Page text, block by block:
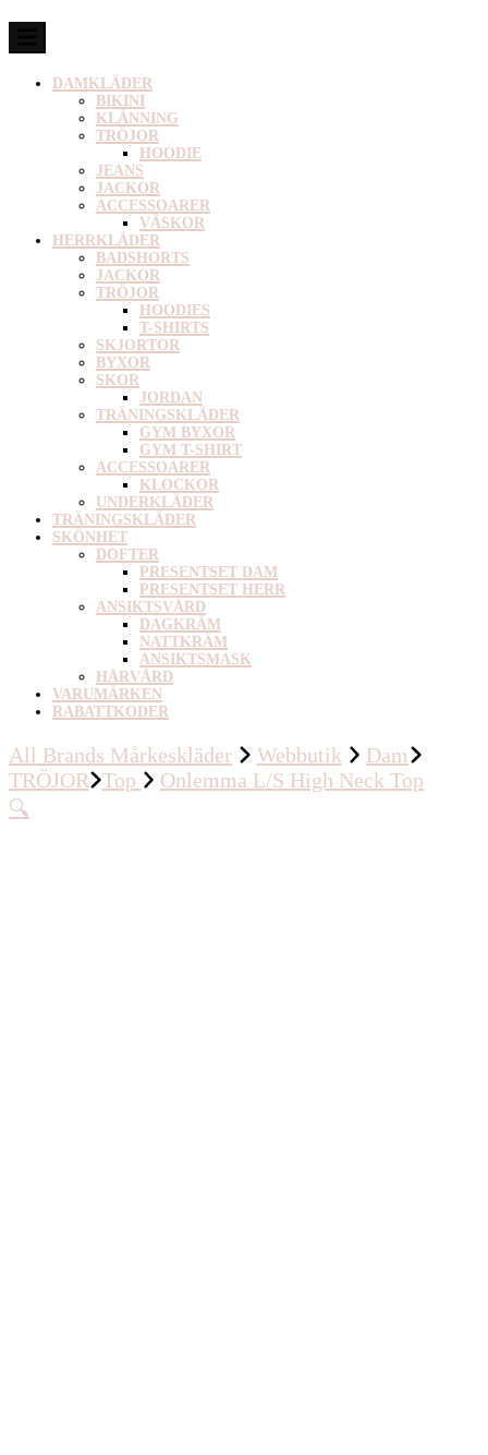
DAMKLÄDER
BIKINI
KLÄNNING
TRÖJOR
HOODIE
JEANS
JACKOR
ACCESSOARER
VÄSKOR
HERRKLÄDER
BADSHORTS
JACKOR
TRÖJOR
HOODIES
T-SHIRTS
SKJORTOR
BYXOR
SKOR
JORDAN
TRÄNINGSKLÄDER
GYM BYXOR
GYM T-SHIRT
ACCESSOARER
KLOCKOR
UNDERKLÄDER
TRÄNINGSKLÄDER
SKÖNHET
DOFTER
PRESENTSET DAM
PRESENTSET HERR
ANSIKTSVÅRD
DAGKRÄM
NATTKRÄM
ANSIKTSMASK
HÅRVÅRD
VARUMÄRKEN
RABATTKODER
All Brands Mårkeskläder Webbutik
Dam
TRÖJOR Top
Onlemma L/S High Neck Top
🔍